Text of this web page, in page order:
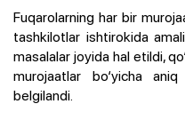
Fuqarolarning har bir
tashkilotlar ishtirokida
masalalar joyida hal etildi,
murojaatlar bo‘yicha
belgilandi.